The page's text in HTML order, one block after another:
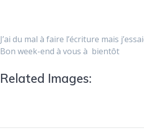
J’ai du mal à faire l’écriture mais
Bon week-end à vous à bientôt
Related Images: